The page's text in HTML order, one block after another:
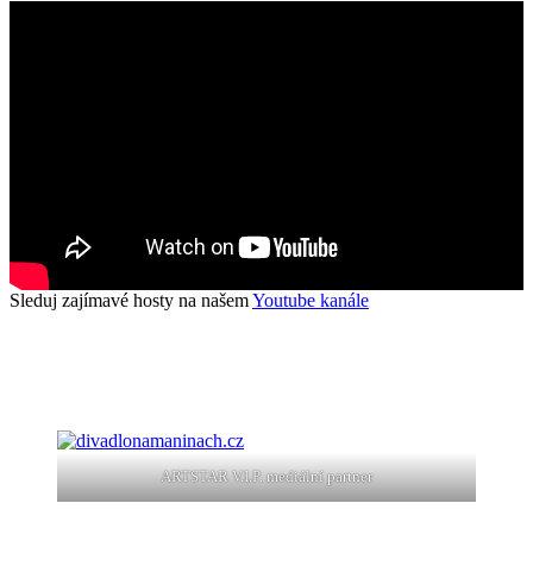
Sleduj zajímavé hosty na našemYoutube kanále
ARTSTAR V.I.P. mediální partner